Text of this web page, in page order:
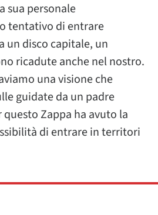
sua personale
tentativo di entrare
un disco capitale, un
ricadute anche nel nostro.
una visione che
guidate da un padre
Zappa ha avuto la
di entrare in territori